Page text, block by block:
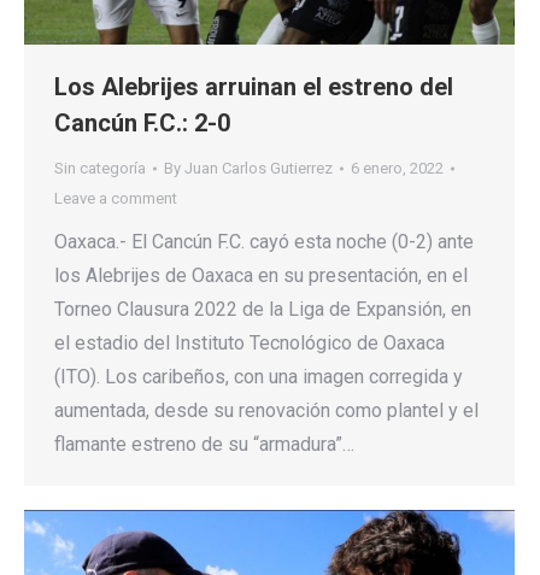
Los Alebrijes arruinan el estreno del
Cancún F.C.: 2-0
Sin categoría By Juan Carlos Gutierrez
6 enero, 2022
Leave a comment
Oaxaca.- El Cancún F.C. cayó esta noche (0-2) ante
los Alebrijes de Oaxaca en su presentación, en el
Torneo Clausura 2022 de la Liga de Expansión, en
el estadio del Instituto Tecnológico de Oaxaca
(ITO). Los caribeños, con una imagen corregida y
aumentada, desde su renovación como plantel y el
flamante estreno de su “armadura”…